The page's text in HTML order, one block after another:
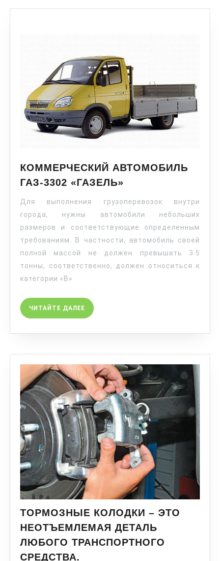
КОММЕРЧЕСКИЙ АВТОМОБИЛЬ
ГАЗ-3302 «ГАЗЕЛЬ»
Для выполнения грузоперевозок внутри
города, нужны автомобили небольших
размеров и соответствующие определенным
требованиям. В частности, автомобиль своей
полной массой не должен превышать 3.5
тонны, соответственно, должен относиться к
категории «В»
ЧИТАЙТЕ ДАЛЕЕ
ТОРМОЗНЫЕ КОЛОДКИ – ЭТО
НЕОТЪЕМЛЕМАЯ ДЕТАЛЬ
ЛЮБОГО ТРАНСПОРТНОГО
СРЕДСТВА.